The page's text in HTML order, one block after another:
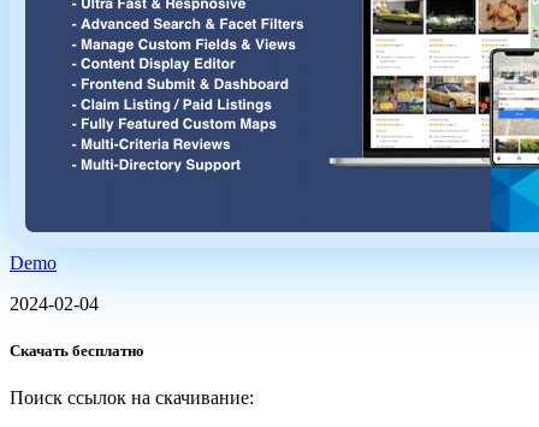
Demo
2024-02-04
Скачать бесплатно
Поиск ссылок на скачивание: